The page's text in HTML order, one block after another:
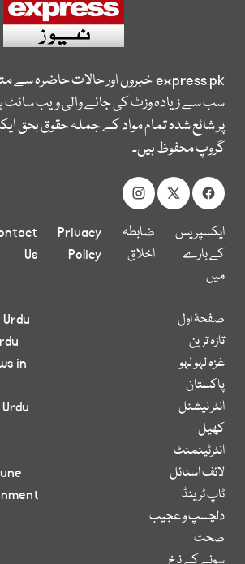
express.pkخبروں اور حالات حاضرہ سے
سب سے زیادہ وزٹ کی جانے والی ویب
پر شائع شدہ تمام مواد کے جملہ حقوق بحق
گروپ محفوظ ہیں۔
ایکسپریس
کے بارے
میں
ضابطہ
اخلاق
Privacy
Policy
Us
صفحۂ اول
تازہ ترین
غزہ لہو لہو
پاکستان
انٹر نیشنل
کھیل
انٹرٹینمنٹ
لائف اسٹائل
ٹاپ ٹرینڈ
دلچسپ و عجیب
صحت
in